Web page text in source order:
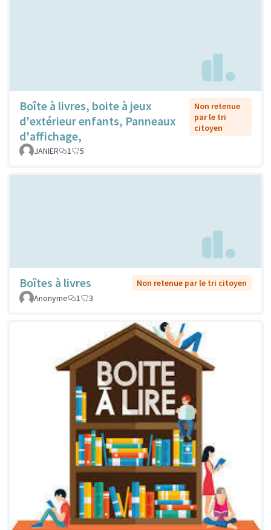
Boîte à livres, boite à jeux
d'extérieur enfants, Panneaux
d'affichage,
Non retenue
par le tri
citoyen
JANIER 1 5
Boîtes à livres
Non retenue par le tri citoyen
Anonyme
1 3